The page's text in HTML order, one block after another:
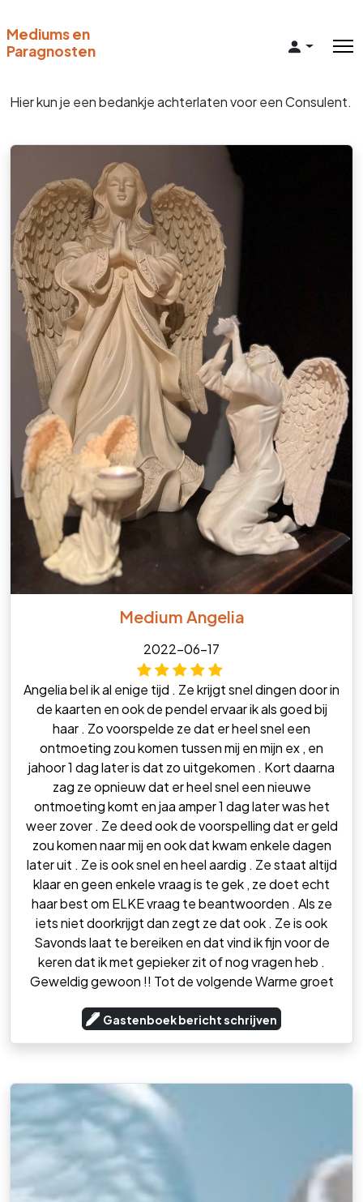
Mediums en
Paragnosten
Hier kun je een bedankje achterlaten voor een Consulent.
Medium Angelia
2022-06-17
Angelia bel ik al enige tijd . Ze krijgt snel dingen door in
de kaarten en ook de pendel ervaar ik als goed bij
haar . Zo voorspelde ze dat er heel snel een
ontmoeting zou komen tussen mij en mijn ex , en
jahoor 1 dag later is dat zo uitgekomen . Kort daarna
zag ze opnieuw dat er heel snel een nieuwe
ontmoeting komt en jaa amper 1 dag later was het
weer zover . Ze deed ook de voorspelling dat er geld
zou komen naar mij en ook dat kwam enkele dagen
later uit . Ze is ook snel en heel aardig . Ze staat altijd
klaar en geen enkele vraag is te gek , ze doet echt
haar best om ELKE vraag te beantwoorden . Als ze
iets niet doorkrijgt dan zegt ze dat ook . Ze is ook
Savonds laat te bereiken en dat vind ik fijn voor de
keren dat ik met gepieker zit of nog vragen heb .
Geweldig gewoon !! Tot de volgende Warme groet
Gastenboek bericht schrijven